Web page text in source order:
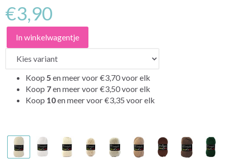
€3,90
In winkelwagentje
Koop 5 en meer voor€3,70voor elk
Koop 7en meer voor€3,50voor elk
Koop 10en meer voor€3,35 voor elk